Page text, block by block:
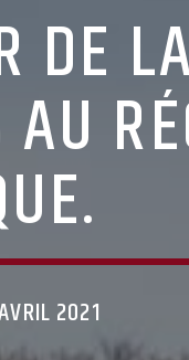
DE
2021